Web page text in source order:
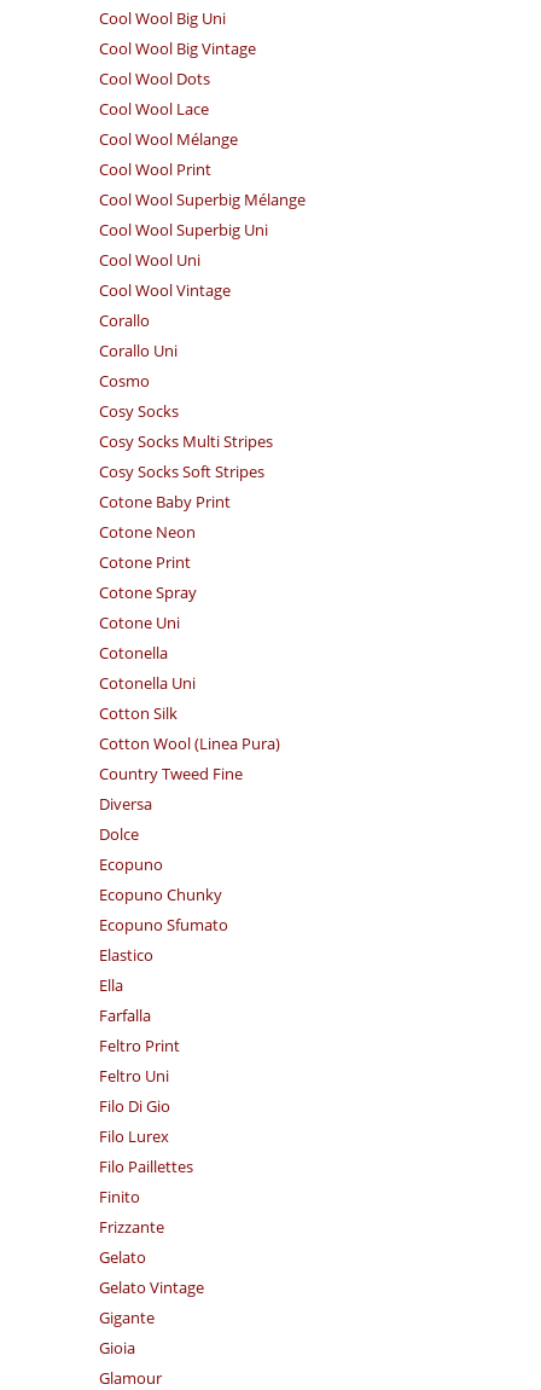
Cool Wool Big Uni
Cool Wool Big Vintage
Cool Wool Dots
Cool Wool Lace
Cool Wool Mélange
Cool Wool Print
Cool Wool Superbig Mélange
Cool Wool Superbig Uni
Cool Wool Uni
Cool Wool Vintage
Corallo
Corallo Uni
Cosmo
Cosy Socks
Cosy Socks Multi Stripes
Cosy Socks Soft Stripes
Cotone Baby Print
Cotone Neon
Cotone Print
Cotone Spray
Cotone Uni
Cotonella
Cotonella Uni
Cotton Silk
Cotton Wool (Linea Pura)
Country Tweed Fine
Diversa
Dolce
Ecopuno
Ecopuno Chunky
Ecopuno Sfumato
Elastico
Ella
Farfalla
Feltro Print
Feltro Uni
Filo Di Gio
Filo Lurex
Filo Paillettes
Finito
Frizzante
Gelato
Gelato Vintage
Gigante
Gioia
Glamour